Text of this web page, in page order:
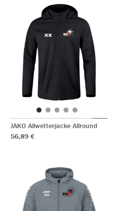
JAKO Allwetterjacke Allround
56,89 €